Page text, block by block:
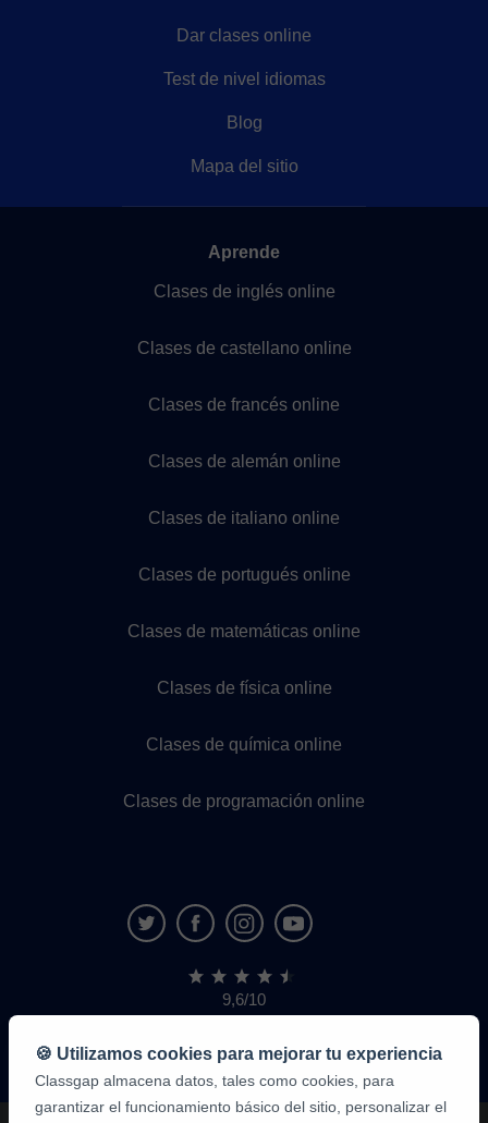
Dar clases online
Test de nivel idiomas
Blog
Mapa del sitio
Aprende
Clases de inglés online
Clases de castellano online
Clases de francés online
Clases de alemán online
Clases de italiano online
Clases de portugués online
Clases de matemáticas online
Clases de física online
Clases de química online
Clases de programación online
9,6/10
1,339,284
de
alumnos
🍪 Utilizamos cookies para mejorar tu experiencia
Classgap almacena datos, tales como cookies, para
garantizar el funcionamiento básico del sitio, personalizar el